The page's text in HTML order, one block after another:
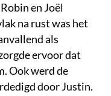
en Joël
na rust was het
als
ervoor dat
Ook werd de
door Justin.